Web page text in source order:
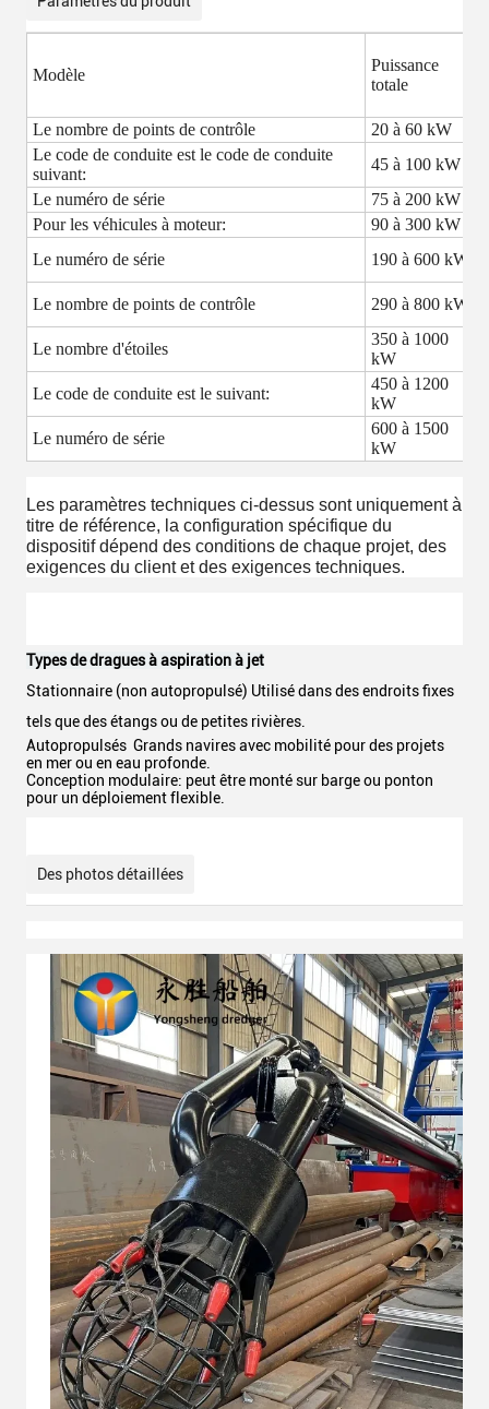
Modèle
Puissance
totale
Le nombre de points de contrôle 20 à 60 kW
Le code de conduite est le code de conduite
suivant:
45 à 100 kW
Le numéro de série
75 à 200 kW
Pour les véhicules à moteur:
90 à 300 kW
Le numéro de série
190 à 600 kW
Le nombre de points de contrôle 290 à 800 kW
Le nombre d'étoiles
350 à 1000
kW
Le code de conduite est le suivant:
450 à 1200
kW
Le numéro de série
600 à 1500
kW
Les paramètres techniques ci-dessus sont uniquement à
titre de référence, la configuration spécifique du
dispositif dépend des conditions de chaque projet, des
exigences du client et des exigences techniques.
Types de dragues à aspiration à jet
Stationnaire (non autopropulsé) Utilisé dans des endroits fixes
tels que des étangs ou de petites rivières.
Autopropulsés ️ Grands navires avec mobilité pour des projets
en mer ou en eau profonde.
Conception modulaire: peut être monté sur barge ou ponton
pour un déploiement flexible.
Des photos détaillées